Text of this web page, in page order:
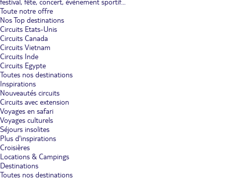
festival, fête, concert, évènement sportif...
Toute notre offre
Nos Top destinations
Circuits Etats-Unis
Circuits Canada
Circuits Vietnam
Circuits Inde
Circuits Egypte
Toutes nos destinations
Inspirations
Nouveautés circuits
Circuits avec extension
Voyages en safari
Voyages culturels
Séjours insolites
Plus d'inspirations
Croisières
Locations & Campings
Destinations
Toutes nos destinations